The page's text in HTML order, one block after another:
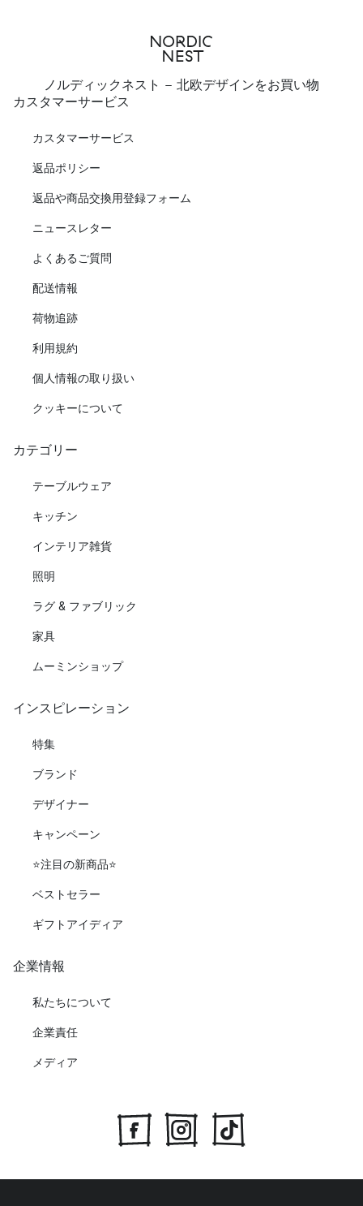
ノルディックネスト - 北欧デザインをお買い物
カスタマーサービス
カスタマーサービス
返品ポリシー
返品や商品交換用登録フォーム
ニュースレター
よくあるご質問
配送情報
荷物追跡
利用規約
個人情報の取り扱い
クッキーについて
カテゴリー
テーブルウェア
キッチン
インテリア雑貨
照明
ラグ & ファブリック
家具
ムーミンショップ
インスピレーション
特集
ブランド
デザイナー
キャンペーン
⭐️注目の新商品⭐️
ベストセラー
ギフトアイディア
企業情報
私たちについて
企業責任
メディア